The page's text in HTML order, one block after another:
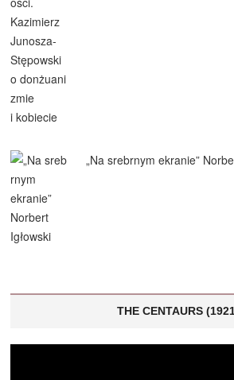
„Na srebrnym ekranie”
THE CENTAURS